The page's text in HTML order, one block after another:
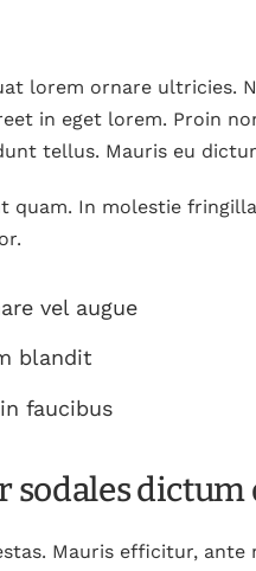
lorem ornare ultricies.
in eget lorem. Proin
tellus. Mauris eu
In molestie
vel augue
blandit
faucibus
sodales
Mauris efficitur, ante